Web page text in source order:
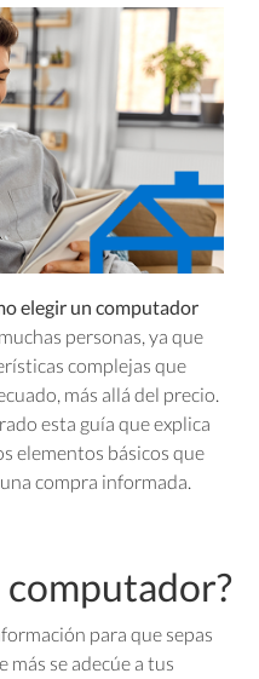
elegir un computador
personas, ya que
complejas que
más allá del precio.
esta guía que explica
elementos básicos que
compra informada.
computador?
para que sepas
se adecúe a tus